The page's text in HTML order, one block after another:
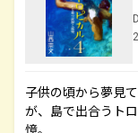
子供の頃から夢見
が、島で出合うト
憶。